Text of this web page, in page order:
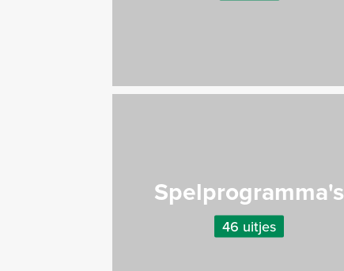
Spelprogramma's
46 uitjes